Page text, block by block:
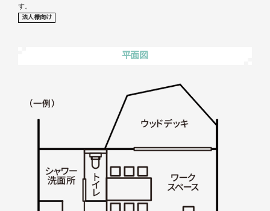
す。
法人様向け
平面図